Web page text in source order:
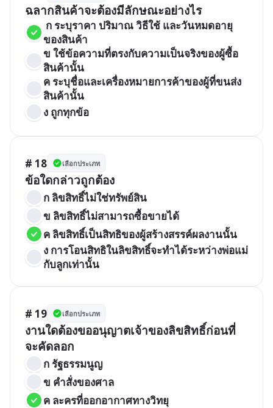
ฉลากสินค้าจะต้องมีลักษณะอย่างไร
ของสินค้า
ข ใช้ข้อความที่ตรงกับความเป็นจริงของผู้ซื้อ
สินค้านั้น
ค ระบุชื่อและเครื่องหมายการค้าของผู้ที่ขนส่ง
สินค้านั้น
ง ถูกทุกข้อ
# 18 เลือกประเภท
ข้อใดกล่าวถูกต้อง
ก ลิขสิทธิ์ไม่ใช่ทรัพย์สิน
ข ลิขสิทธิ์ไม่สามารถซื้อขายได้
ค ลิขสิทธิ์เป็นสิทธิของผู้สร้างสรรค์ผลงานนั้น
ง การโอนสิทธิในลิขสิทธิ์จะทำได้ระหว่างพ่อแม่
กับลูกเท่านั้น
# 19 เลือกประเภท
งานใดต้องขออนุญาตเจ้าของลิขสิทธิ์ก่อนที่
จะคัดลอก
ก รัฐธรรมนูญ
ข คำสั่งของศาล
ค ละครที่ออกอากาศทางวิทยุ